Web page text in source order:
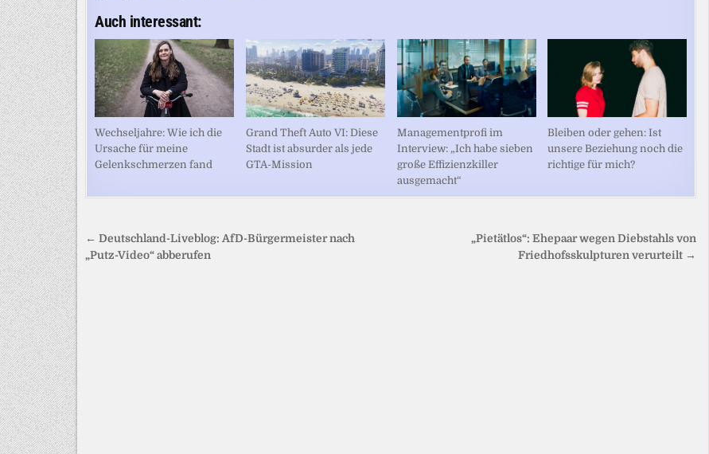
Auch interessant:
Wechseljahre: Wie ich die
Ursache für meine
Gelenkschmerzen fand
Grand Theft Auto VI: Diese
Stadt ist absurder als jede
GTA-Mission
Managementprofi im
Interview: „Ich habe sieben
große Effizienzkiller
ausgemacht“
Bleiben oder gehen: Ist
unsere Beziehung noch die
richtige für mich?
Beitragsnavigation
„Pietätlos“: Ehepaar wegen Diebstahls von
Friedhofsskulpturen verurteilt →
← Deutschland-Liveblog: AfD-Bürgermeister nach
„Putz-Video“ abberufen